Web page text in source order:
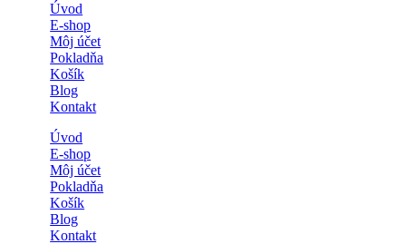
Úvod
E-shop
Môj účet
Pokladňa
Košík
Blog
Kontakt
Úvod
E-shop
Môj účet
Pokladňa
Košík
Blog
Kontakt